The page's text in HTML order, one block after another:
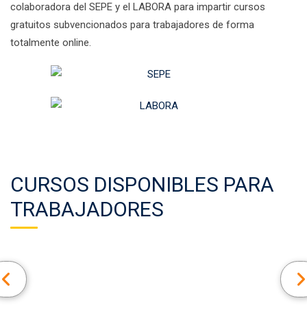
colaboradora del SEPE y el LABORA para impartir cursos
gratuitos subvencionados para trabajadores de forma
totalmente online.
CURSOS DISPONIBLES PARA
TRABAJADORES